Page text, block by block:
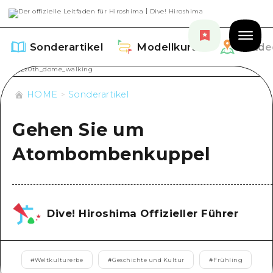
Sonderartikel Modellkurse
Sonderartikel
Kunst
Veranstaltungen / Feste
Essen / Trinken
Hiroshima Fantasiereise
Entdecken
Aufführen
Rund um Hiroshima City
Veranstaltungen
HOME Sonderartikel
Gehen Sie um
Atombombenkuppel
Dive! Hiroshima Offizieller Führer
#Weltkulturerbe #Geschichte und Kultur #Frühling